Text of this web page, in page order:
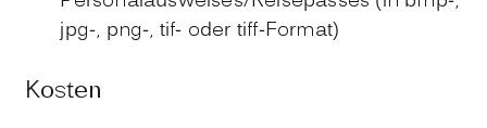
jpg-, png-, tif- oder tiff-Format)
Kosten